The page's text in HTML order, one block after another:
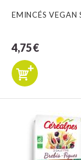
EMINCÉS VEGAN
4,75 €